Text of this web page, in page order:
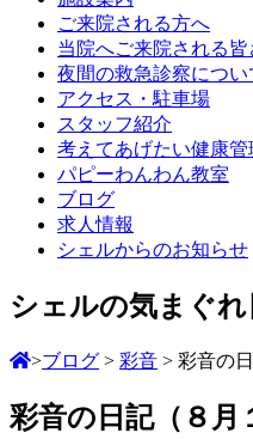
ご来院される方へ
当院へご来院される皆
夜間の救急診察につい
アクセス・駐車場
スタッフ紹介
考えてあげたい健康管
パピーわんわん教室
ブログ
求人情報
シェルからのお知らせ
シェルの気まぐれ
>ブログ > 彩音 > 彩音の
彩音の日記（８月